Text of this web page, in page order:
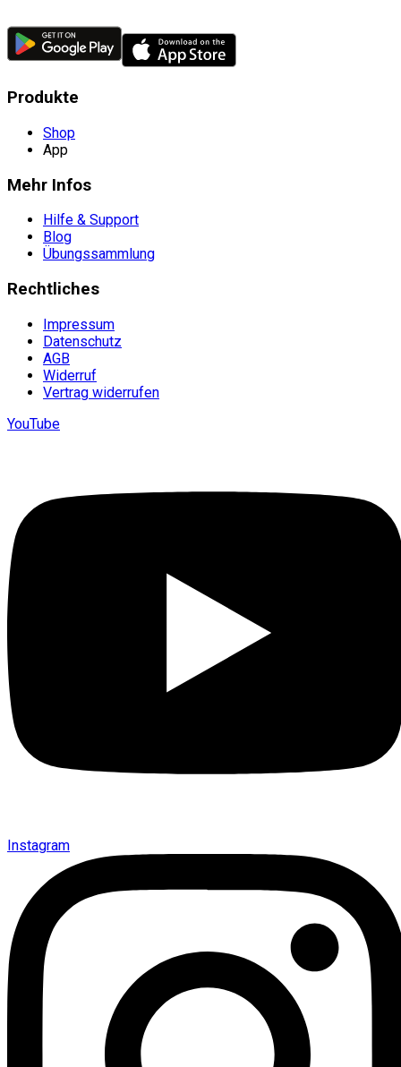
Produkte
Shop
App
Mehr Infos
Hilfe & Support
Blog
Übungssammlung
Rechtliches
Impressum
Datenschutz
AGB
Widerruf
Vertrag widerrufen
YouTube
Instagram